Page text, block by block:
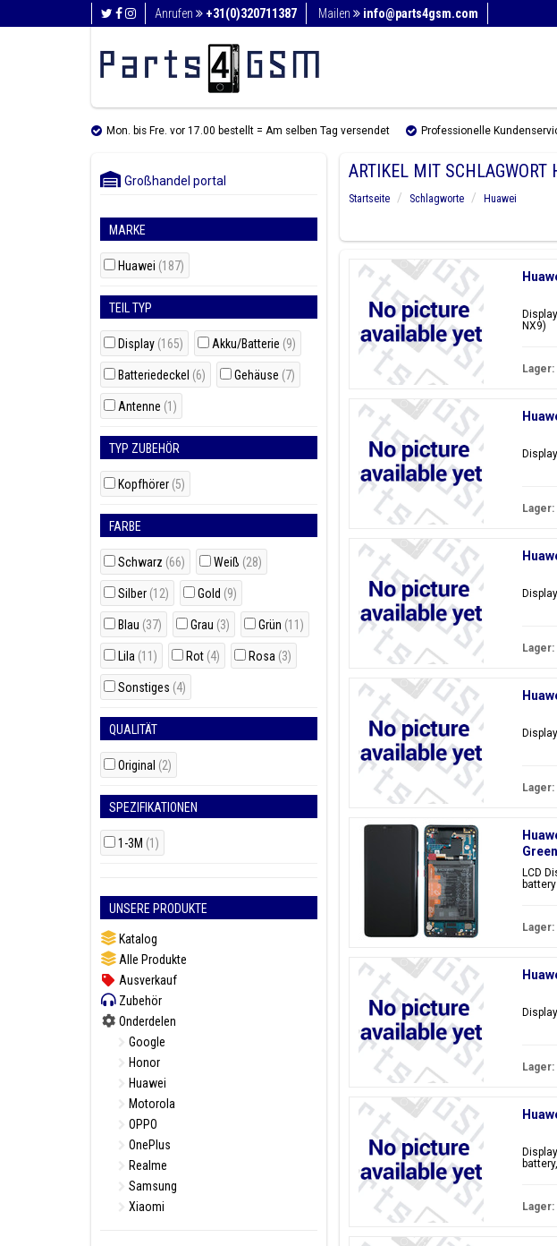
Anrufen +31(0)320711387 Mailen info@parts4gsm.com
Mon. bis Fre. vor 17.00 bestellt = Am selben Tag versendet Professionelle
Großhandel portal
MARKE
Huawei (187)
TEIL TYP
Display (165) Akku/Batterie (9)
Batteriedeckel (6) Gehäuse (7)
Antenne (1)
TYP ZUBEHÖR
Kopfhörer (5)
FARBE
Schwarz (66) Weiß (28)
Silber (12) Gold (9)
Blau (37) Grau (3) Grün (11)
Lila (11) Rot (4) Rosa (3)
Sonstiges (4)
QUALITÄT
Original (2)
SPEZIFIKATIONEN
1-3M (1)
UNSERE PRODUKTE
Katalog
Alle Produkte
Ausverkauf
Zubehör
Onderdelen
Google
Honor
Huawei
Motorola
OPPO
OnePlus
Realme
Samsung
Xiaomi
ARTIKEL MIT SCHLAGWORT
Startseite Schlagworte
Huawei
NX9)
Lager:
Lager:
Lager:
Lager:
LCD
Lager:
Lager:
Lager: